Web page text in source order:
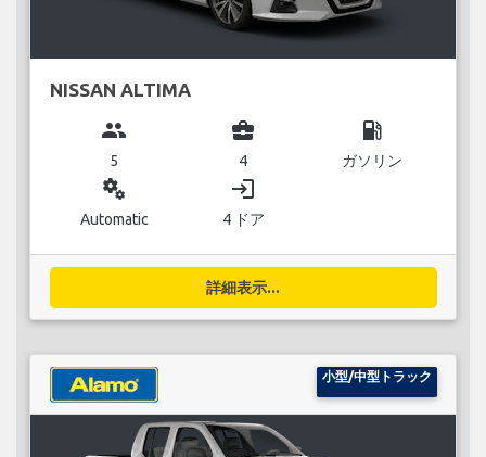
NISSAN ALTIMA
group
5
business_center
4
local_gas_station
ガソリン
miscellaneous_services
Automatic
login
4 ドア
詳細表示...
小型/中型トラック